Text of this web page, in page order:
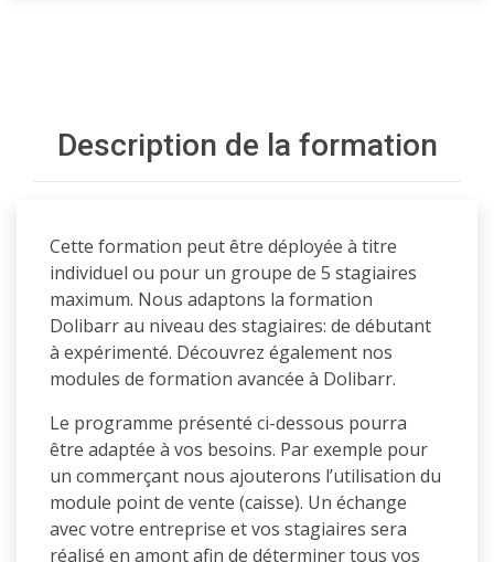
Description de la formation
Cette formation peut être déployée à titre
individuel ou pour un groupe de 5 stagiaires
maximum. Nous adaptons la formation
Dolibarr au niveau des stagiaires: de débutant
à expérimenté. Découvrez également nos
modules de formation avancée à Dolibarr.
Le programme présenté ci-dessous pourra
être adaptée à vos besoins. Par exemple pour
un commerçant nous ajouterons l’utilisation du
module point de vente (caisse). Un échange
avec votre entreprise et vos stagiaires sera
réalisé en amont afin de déterminer tous vos